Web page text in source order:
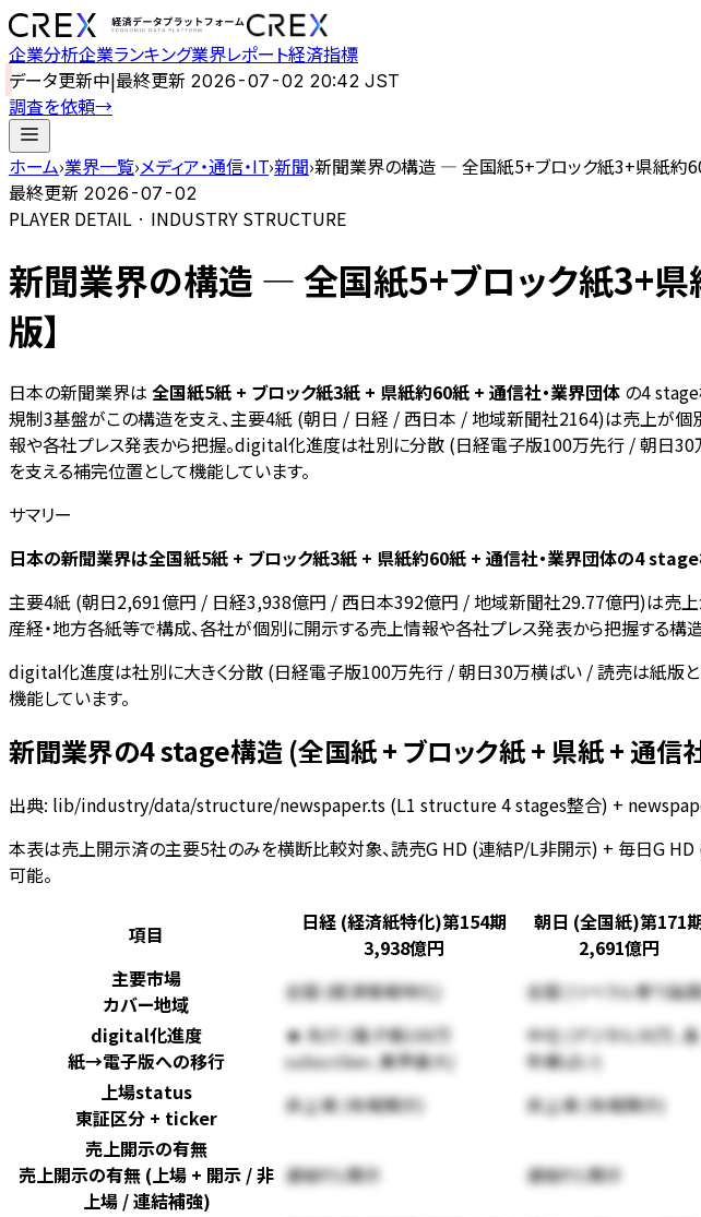
企業分析企業ランキング業界レポート経済指標
データ更新中|最終更新 2026-07-02 20:42 JST
調査を依頼→
ホーム›業界一覧›メディア・通信・IT›新聞›新聞業界の構造 — 全国紙5+ブロック紙3+県紙約
最終更新 2026-07-02
PLAYER DETAIL · INDUSTRY STRUCTURE
新聞業界の構造 — 全国紙5+ブロック紙3+
版】
日本の新聞業界は 全国紙5紙 + ブロック紙3紙 + 県紙約60紙 + 通信社・業界団体 の4
規制3基盤がこの構造を支え、主要4紙 (朝日 / 日経 / 西日本 / 地域新聞社2164)は売上が
報や各社プレス発表から把握。digital化進度は社別に分散 (日経電子版100万先行 / 朝日
を支える補完位置として機能しています。
サマリー
日本の新聞業界は全国紙5紙 + ブロック紙3紙 + 県紙約60紙 + 通信社・業界団体の4
主要4紙 (朝日2,691億円 / 日経3,938億円 / 西日本392億円 / 地域新聞社29.77億円)は売上
産経・地方各紙等で構成、各社が個別に開示する売上情報や各社プレス発表から把握する構造
digital化進度は社別に大きく分散 (日経電子版100万先行 / 朝日30万横ばい / 読売は紙版と
機能しています。
新聞業界の4 stage構造 (全国紙 + ブロック紙 + 県紙 + 通信
出典: lib/industry/data/structure/newspaper.ts (L1 structure 4 stages整合) +
本表は売上開示済の主要5社のみを横断比較対象、読売G HD (連結P/L非開示) + 毎日G
可能。
項目 日経 (経済紙特化)第154期
3,938億円
朝日 (全国紙)第171
2,691億円
主要市場
カバー地域
全国 (経済情報特化) 全国 (リベラル寄り論
digital化進度
紙→電子版への移行
★ 先行 (電子版100万
subscriber、業界最大)
中位 (デジタル30万、長
年横ばい)
上場status
東証区分 + ticker
非上場 (有報開示) 非上場 (有報開示)
売上開示の有無
売上開示の有無 (上場 + 開示 / 非
上場 / 連結補強)
連結P/L開示 連結P/L開示